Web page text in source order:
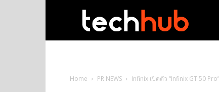
Home PR NEWS Infinix เปิดตัว “Infinix GT 50